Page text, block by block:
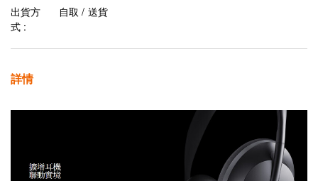
出貨方
式 :
自取 / 送貨
詳情